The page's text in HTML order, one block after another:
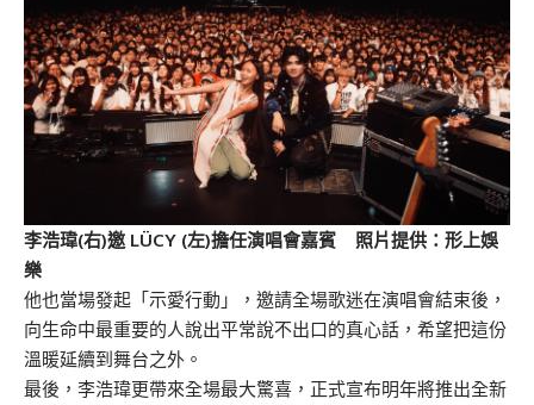
李浩瑋(右)邀 LÜCY (左)擔任演唱會嘉賓 照片提供：形上娛
樂
他也當場發起「示愛行動」，邀請全場歌迷在演唱會結束後，
向生命中最重要的人說出平常說不出口的真心話，希望把這份
溫暖延續到舞台之外。
最後，李浩瑋更帶來全場最大驚喜，正式宣布明年將推出全新